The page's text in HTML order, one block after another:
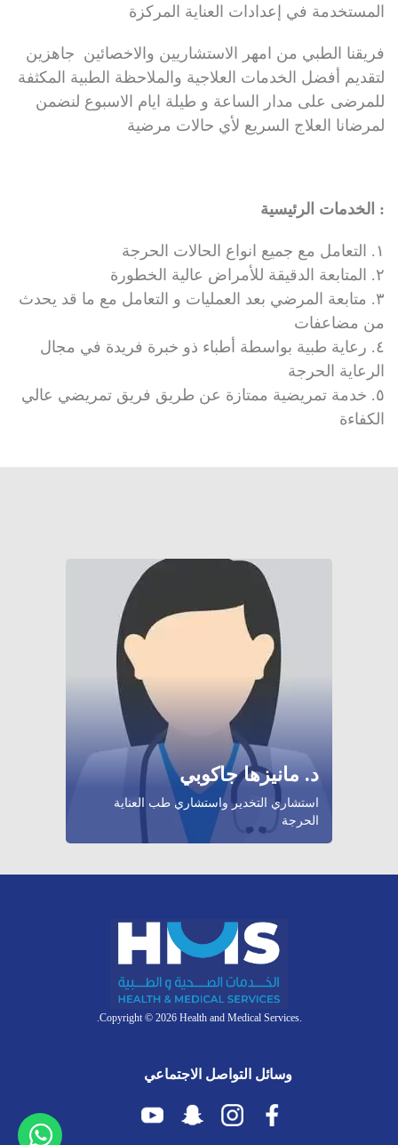
المستخدمة في إعدادات العناية المركزة
فريقنا الطبي من امهر الاستشاريين والاخصائين جاهزين
لتقديم أفضل الخدمات العلاجية والملاحظة الطبية المكثفة
للمرضى على مدار الساعة و طيلة ايام الاسبوع لنضمن
لمرضانا العلاج السريع لأي حالات مرضية
: الخدمات الرئيسية
١. التعامل مع جميع انواع الحالات الحرجة
٢. المتابعة الدقيقة للأمراض عالية الخطورة
٣. متابعة المرضي بعد العمليات و التعامل مع ما قد يحدث
من مضاعفات
٤. رعاية طبية بواسطة أطباء ذو خبرة فريدة في مجال
الرعاية الحرجة
٥. خدمة تمريضية ممتازة عن طريق فريق تمريضي عالي
الكفاءة
د. مانيزها جاكوبي
استشاري التخدير واستشاري طب العناية
الحرجة
.Copyright © 2026 Health and Medical Services.
وسائل التواصل الاجتماعي